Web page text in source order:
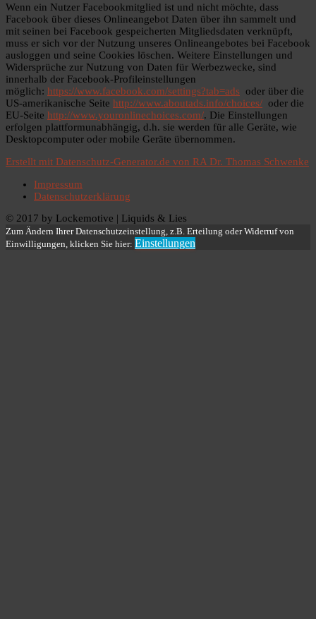
Wenn ein Nutzer Facebookmitglied ist und nicht möchte, dass
Facebook über dieses Onlineangebot Daten über ihn sammelt und
mit seinen bei Facebook gespeicherten Mitgliedsdaten verknüpft,
muss er sich vor der Nutzung unseres Onlineangebotes bei Facebook
ausloggen und seine Cookies löschen. Weitere Einstellungen und
Widersprüche zur Nutzung von Daten für Werbezwecke, sind
innerhalb der Facebook-Profileinstellungen
möglich: https://www.facebook.com/settings?tab=ads oder über die
US-amerikanische Seite http://www.aboutads.info/choices/ oder die
EU-Seite http://www.youronlinechoices.com/. Die Einstellungen
erfolgen plattformunabhängig, d.h. sie werden für alle Geräte, wie
Desktopcomputer oder mobile Geräte übernommen.
Erstellt mit Datenschutz-Generator.de von RA Dr. Thomas Schwenke
Impressum
Datenschutzerklärung
© 2017 by Lockemotive | Liquids & Lies
Zum Ändern Ihrer Datenschutzeinstellung, z.B. Erteilung oder Widerruf von
Einwilligungen, klicken Sie hier: Einstellungen